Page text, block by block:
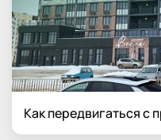
Как передвигаться с